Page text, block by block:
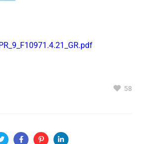
58